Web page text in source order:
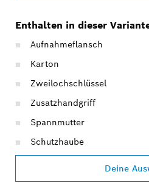
Enthalten in dieser
Aufnahmeflansch
Karton
Zweilochschlüssel
Zusatzhandgriff
Spannmutter
Schutzhaube
Deine